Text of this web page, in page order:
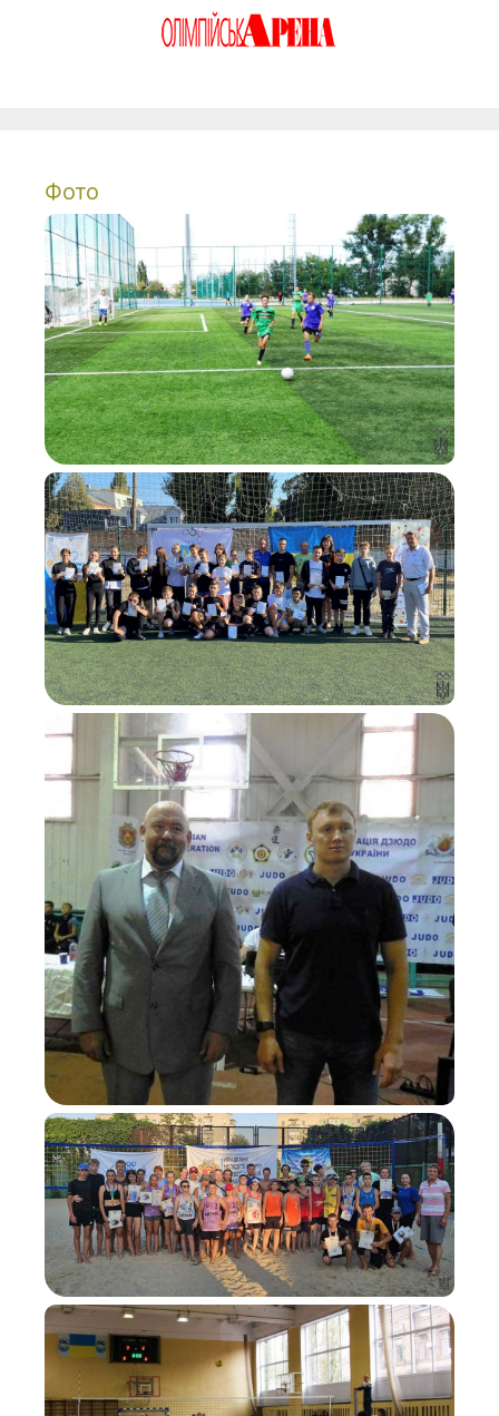
Фото